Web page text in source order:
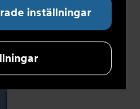
inställningar